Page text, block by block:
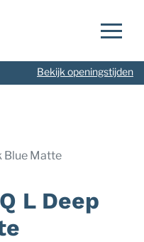
Bekijk openingstijden
Blue Matte
L Deep